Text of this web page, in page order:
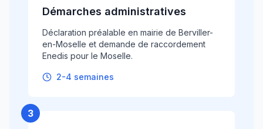
Démarches administratives
Déclaration préalable en mairie de Berviller-
en-Moselle et demande de raccordement
Enedis pour le Moselle.
2-4 semaines
3